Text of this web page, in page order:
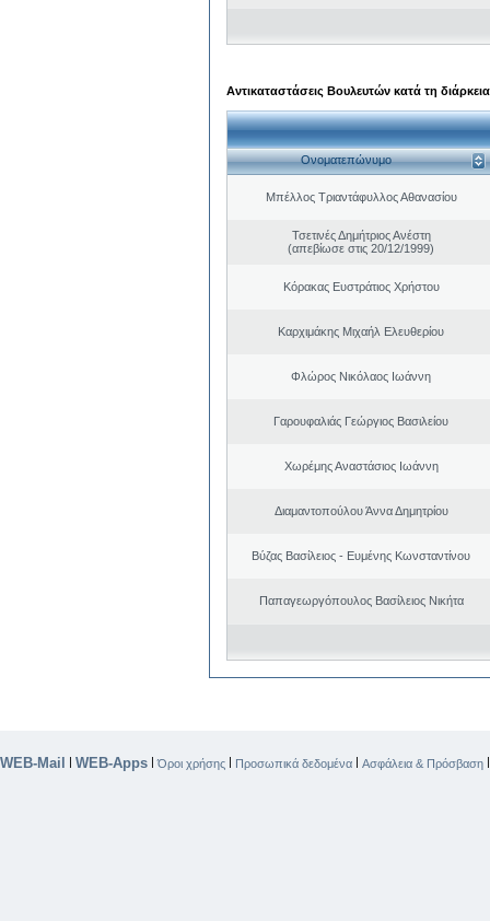
Αντικαταστάσεις Βουλευτών κατά τη
Ονοματεπώνυμο
Μπέλλος Τριαντάφυλλος Αθανασίου
Τσετινές Δημήτριος Ανέστη
(απεβίωσε στις 20/12/1999)
Κόρακας Ευστράτιος Χρήστου
Καρχιμάκης Μιχαήλ Ελευθερίου
Φλώρος Νικόλαος Ιωάννη
Γαρουφαλιάς Γεώργιος Βασιλείου
Χωρέμης Αναστάσιος Ιωάννη
Διαμαντοπούλου Άννα Δημητρίου
Βύζας Βασίλειος - Ευμένης Κωνσταντίνου
Παπαγεωργόπουλος Βασίλειος Νικήτα
WEB-Mail | WEB-Apps |Όροι χρήσης | Προσωπικά δεδομένα | Ασφάλεια & Πρόσβαση